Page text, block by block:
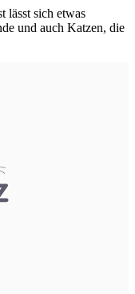
lässt sich etwas
und auch Katzen, die